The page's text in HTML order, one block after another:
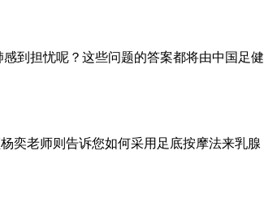
到担忧呢？这些问题的答案都将由中国足健
奕老师则告诉您如何采用足底按摩法来乳腺